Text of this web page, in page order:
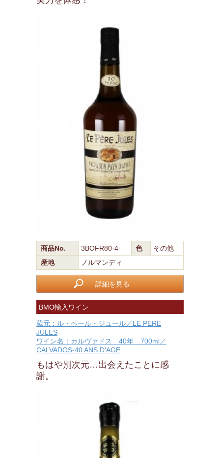
商品No. 3BOFR80-4 色
その他
産地
ノルマンディ
詳細を見る
BMO輸入ワイン
蔵元：ル・ペール・ジュール／LE PERE
JULES
ワイン名：カルヴァドス 40年 700ml／
CALVADOS-40 ANS D'AGE
もはや別次元…出会えたことに感
謝。